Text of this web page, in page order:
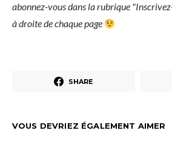
abonnez-vous dans la rubrique
à droite de chaque page
SHARE
VOUS DEVRIEZ ÉGALEMENT AIMER